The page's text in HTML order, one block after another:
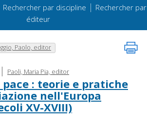
Rechercher par discipline | Rechercher par
éditeur
Paolo, editor
| Paoli, Maria Pia, editor
: teorie e pratiche
nell'Europa
XV-XVIII)